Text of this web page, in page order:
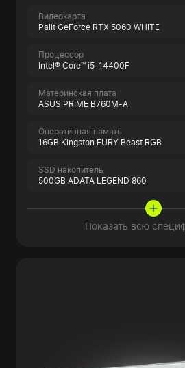
Видеокарта
Palit GeForce RTX 5060 WHITE
Процессор
Intel® Core™ i5-14400F
Материнская плата
ASUS PRIME B760M-A
Оперативная память
16GB Kingston FURY Beast RGB
SSD накопитель
500GB ADATA LEGEND 860
Показать всю